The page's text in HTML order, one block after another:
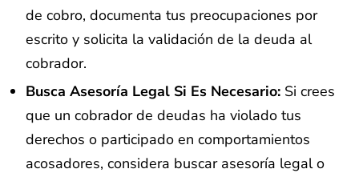
de cobro, documenta tus preocupaciones por
escrito y solicita la validación de la deuda al
cobrador.
Busca Asesoría Legal Si Es Necesario: Si crees
que un cobrador de deudas ha violado tus
derechos o participado en comportamientos
acosadores, considera buscar asesoría legal o